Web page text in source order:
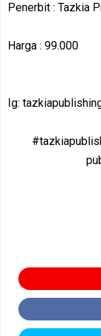
Penerbit : Tazkia
Harga : 99.000
Ig: